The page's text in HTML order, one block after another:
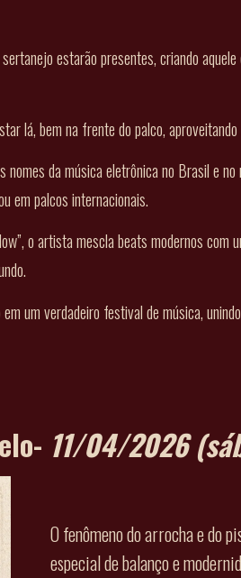
estarão presentes, criando
lá, bem na frente do palco,
nomes da música eletrônica no Brasil e
em palcos internacionais.
o artista mescla beats modernos com
um verdadeiro festival de música,
11/04/2026
O fenômeno do arrocha e do
especial de balanço e